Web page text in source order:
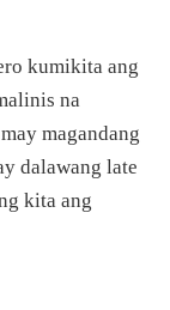
kumikita ang
na
magandang
dalawang late
kita ang